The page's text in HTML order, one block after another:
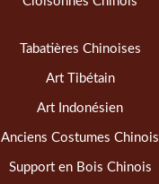
Tabatières Chinoises
Art Tibétain
Art Indonésien
Anciens Costumes Chinois
Support en Bois Chinois